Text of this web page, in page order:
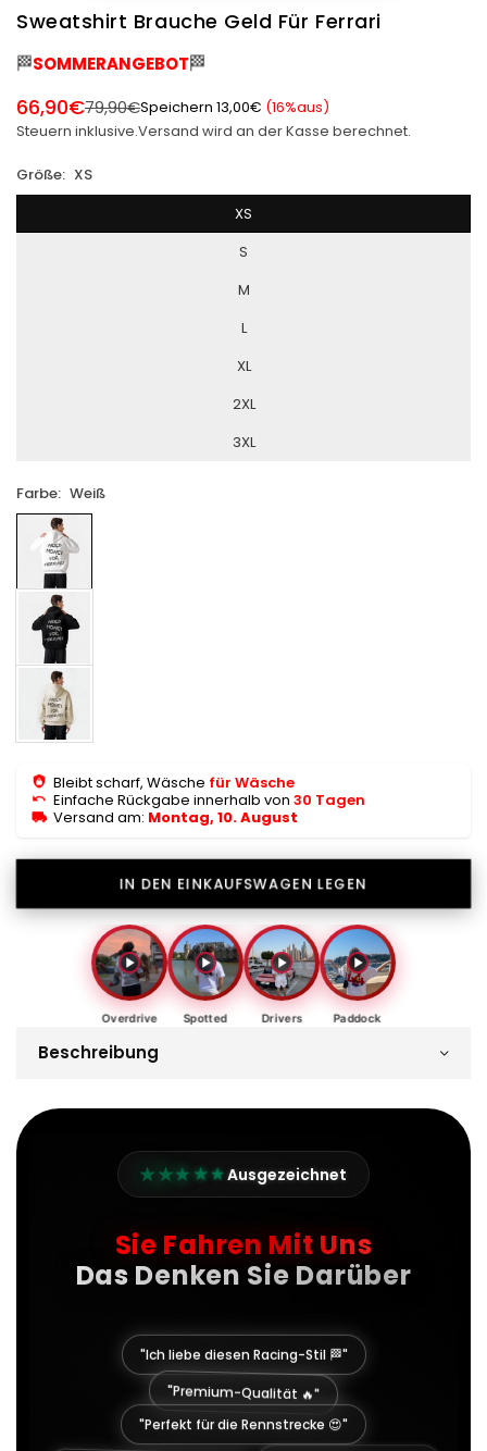
Sweatshirt Brauche Geld Für Ferrari
🏁SOMMERANGEBOT🏁
Normaler
Preis
66,90€79,90€Speichern 13,00€ (16%aus)
Steuern inklusive.Versand wird an der Kasse berechnet.
Größe: XS
XS
S
M
L
XL
2XL
3XL
Farbe: Weiß
Bleibt scharf, Wäsche für Wäsche
Einfache Rückgabe innerhalb von 30 Tagen
Versand am: Montag, 10. August
IN DEN EINKAUFSWAGEN LEGEN
Overdrive Spotted Drivers Paddock
Beschreibung
★★★★★Ausgezeichnet
Sie Fahren Mit Uns
Das Denken Sie Darüber
"Ich liebe diesen Racing-Stil 🏁"
"Premium-Qualität 🔥"
"Perfekt für die Rennstrecke 😍"